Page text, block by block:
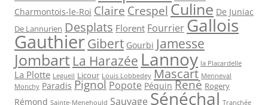
Charmontois-le-Roi Claire Crespel Culine De Juniac
De Lannurien Desplats Florent Fourrier Gallois
GauthierGibert Gourbi Jamesse
Jombart La Harazée Lannoy la Placardelle
La Plotte Legueil Licour Louis Lobbedey Mascart Menneval
Monchy Paradis Pignol Popote Péquin René Rogery
Rémond Sainte-Menehould Sauvage Sénéchal Tranchée